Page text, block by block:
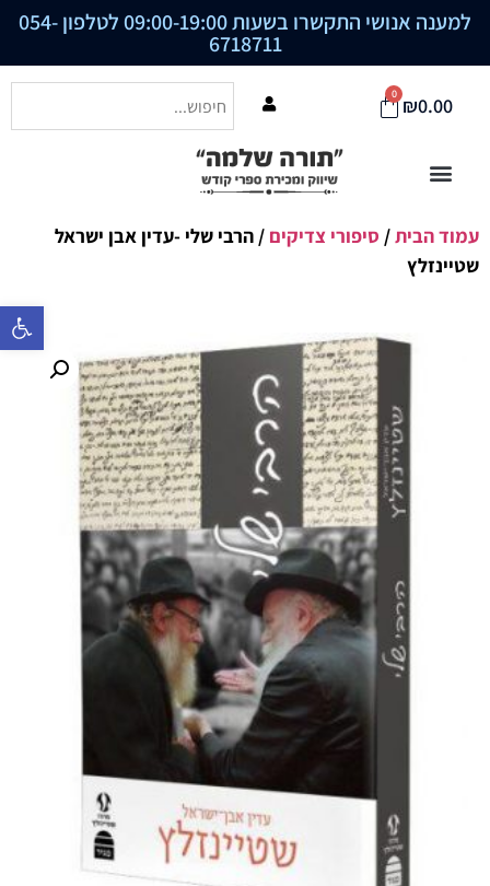
פתח סרגל
למענה אנושי התקשרו בשעות 09:00-19:00 לטלפון 054-
6718711
₪0.00
0
עמוד הבית/ סיפורי צדיקים / הרבי שלי -עדין אבן ישראל
שטיינזלץ